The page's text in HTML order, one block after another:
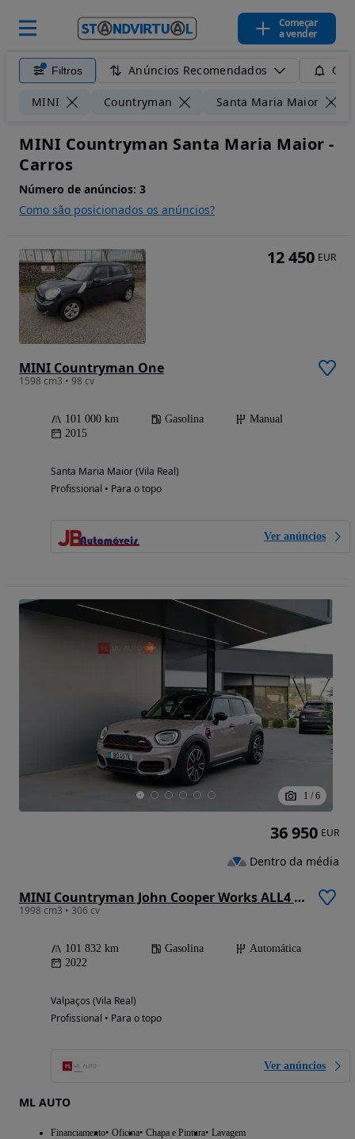
Começar
a vender
Filtros Anúncios Recomendados
MINI Countryman Santa Maria Maior
MINI Countryman Santa Maria Maior -
Carros
Número de anúncios: 3
Como são posicionados os anúncios?
MINI Countryman One
1598 cm3 • 98 cv
101 000 km Gasolina
Manual
2015
Santa Maria Maior (Vila Real)
Profissional • Para o topo
Ver anúncios
12 450 EUR
1 / 6
MINI Countryman John Cooper Works ALL4 Auto Desportiva
1998 cm3 • 306 cv
101 832 km Gasolina
Automática
2022
Valpaços (Vila Real)
Profissional • Para o topo
Ver anúncios
ML AUTO
Financiamento Oficina Chapa e Pintura Lavagem
36 950 EUR
Dentro da média